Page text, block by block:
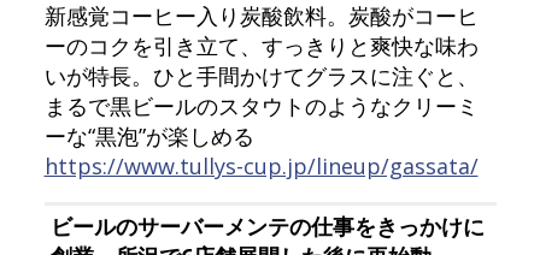
新感覚コーヒー入り炭酸飲料。炭酸がコーヒ
ーのコクを引き立て、すっきりと爽快な味わ
いが特長。ひと手間かけてグラスに注ぐと、
まるで黒ビールのスタウトのようなクリーミ
ーな“黒泡”が楽しめる
https://www.tullys-cup.jp/lineup/gassata/
ビールのサーバーメンテの仕事をきっかけに